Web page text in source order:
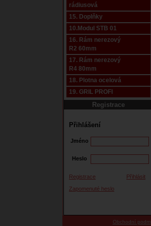
rádiusová
15. Doplňky
10.Modul STB 01
16. Rám nerezový
R2 60mm
17. Rám nerezový
R4 80mm
18. Plotna ocelová
19. GRIL PROFI
Registrace
Přihlášení
Jméno
Heslo
Registrace
Přihlásit
Zapomenuté heslo
Obchodní